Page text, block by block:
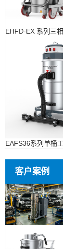
EHFD-EX 系列三
EAFS36系列单桶
客户案例